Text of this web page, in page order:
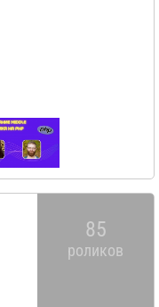
85
роликов